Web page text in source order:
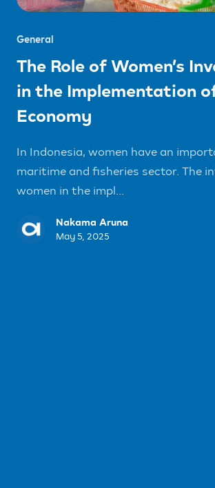
General
The Role of Women’s
in the Implementation
Economy
In Indonesia, women have an
maritime and fisheries sector. The
women in the impl...
Nakama Aruna
May 5, 2025